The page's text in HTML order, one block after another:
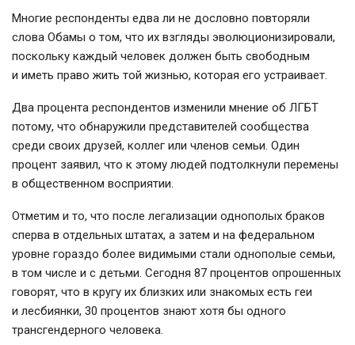
Многие респонденты едва ли не дословно повторяли
слова Обамы о том, что их взгляды эволюционизировали,
поскольку каждый человек должен быть свободным
и иметь право жить той жизнью, которая его устраивает.
Два процента респондентов изменили мнение об ЛГБТ
потому, что обнаружили представителей сообщества
среди своих друзей, коллег или членов семьи. Один
процент заявил, что к этому людей подтолкнули перемены
в общественном восприятии.
Отметим и то, что после легализации однополых браков
сперва в отдельных штатах, а затем и на федеральном
уровне гораздо более видимыми стали однополые семьи,
в том числе и с детьми. Сегодня 87 процентов опрошенных
говорят, что в кругу их близких или знакомых есть геи
и лесбиянки, 30 процентов знают хотя бы одного
трансгендерного человека.